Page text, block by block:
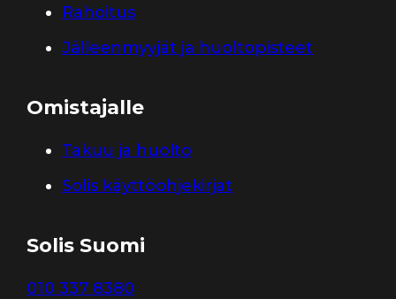
Rahoitus
Jälleenmyyjät ja huoltopisteet
Omistajalle
Takuu ja huolto
Solis käyttöohjekirjat
Solis Suomi
010 337 8380